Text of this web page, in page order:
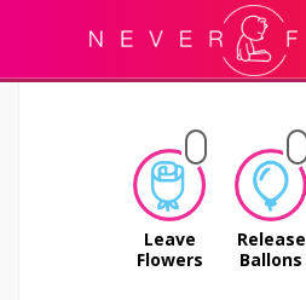
Leave
Flowers
Release
Ballons